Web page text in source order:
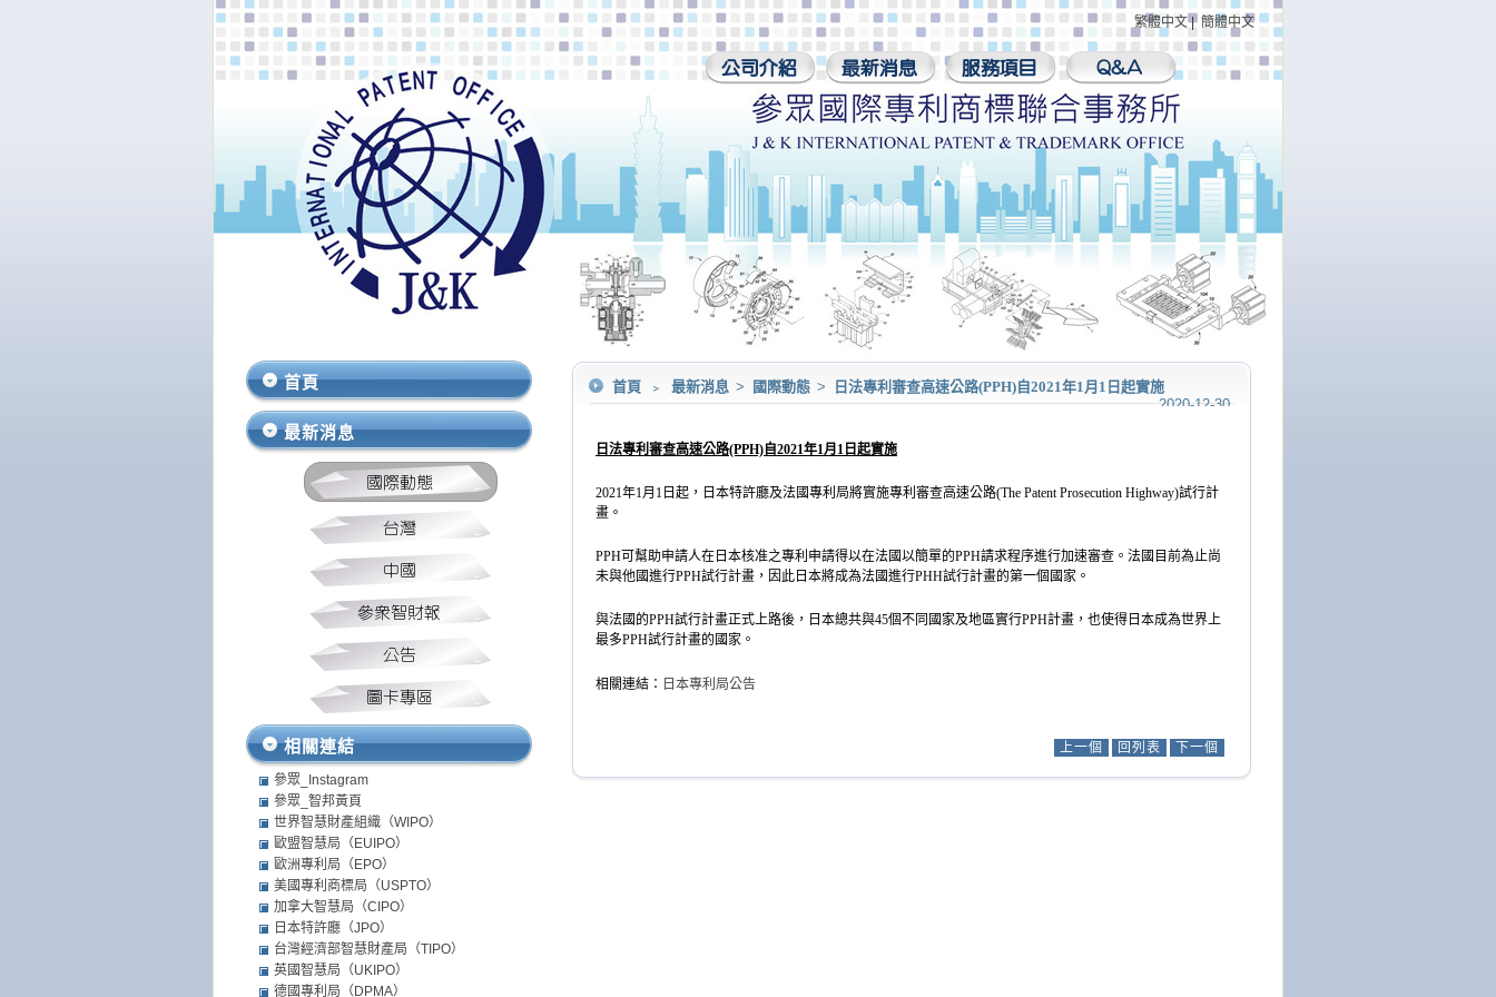
繁體中文| 簡體中文
首頁 ﹥ 最新消息 > 國際動態 >
日法專利審查高速公路(PPH)自2021年1月1日起實施
2020-12-30
日法專利審查高速公路(PPH) 自2021年1月 1 日起實施
2021年1月 1 日起，日本特許廳及法國專利局將實施專利審查高速公路(The Patent Prosecution Highway)試行計
畫。
PPH可幫助申請人在日本核准之專利申請得以在法國以簡單的PPH請求程序進行加速審查。法國目前為止尚
未與他國進行PPH試行計畫，因此日本將成為法國進行PHH試行計畫的第一個國家。
與法國的PPH試行計畫正式上路後，日本總共與45個不同國家及地區實行PPH計畫，也使得日本成為世界上
最多PPH試行計畫的國家。
相關連結： 日本專利局公告
上一個 回列表 下一個
首頁
最新消息
相關連結
參眾_Instagram
參眾_智邦黃頁
世界智慧財產組織（WIPO）
歐盟智慧局（EUIPO）
歐洲專利局（EPO）
美國專利商標局（USPTO）
加拿大智慧局（CIPO）
日本特許廳（JPO）
台灣經濟部智慧財產局（TIPO）
英國智慧局（UKIPO）
德國專利局（DPMA）